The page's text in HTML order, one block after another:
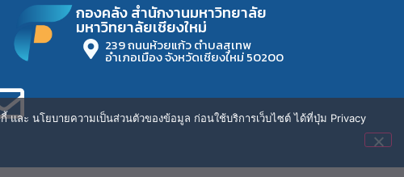
กองคลัง สำนักงานมหาวิทยาลัย
มหาวิทยาลัยเชียงใหม่
239 ถนนห้วยแก้ว ตำบลสุเทพ
อำเภอเมือง จังหวัดเชียงใหม่ 50200
และ นโยบายความเป็นส่วนตัวของข้อมูล ก่อนใช้บริการเว็บไซต์ ได้ที่ปุ่ม Privacy